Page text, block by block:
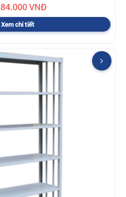
VNĐ
Xem chi tiết